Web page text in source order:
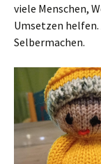
viele Menschen,
Umsetzen
Selbermachen.